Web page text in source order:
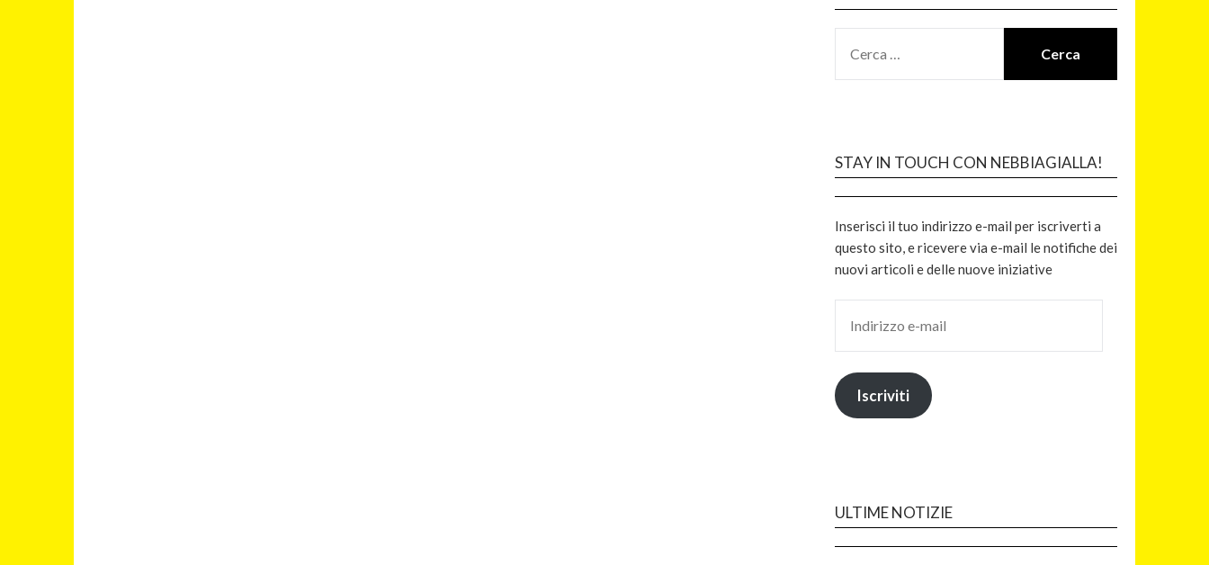
STAY IN TOUCH CON NEBBIAGIALLA!
Inserisci il tuo indirizzo e-mail per iscriverti a
questo sito, e ricevere via e-mail le notifiche dei
nuovi articoli e delle nuove iniziative
Iscriviti
ULTIME NOTIZIE